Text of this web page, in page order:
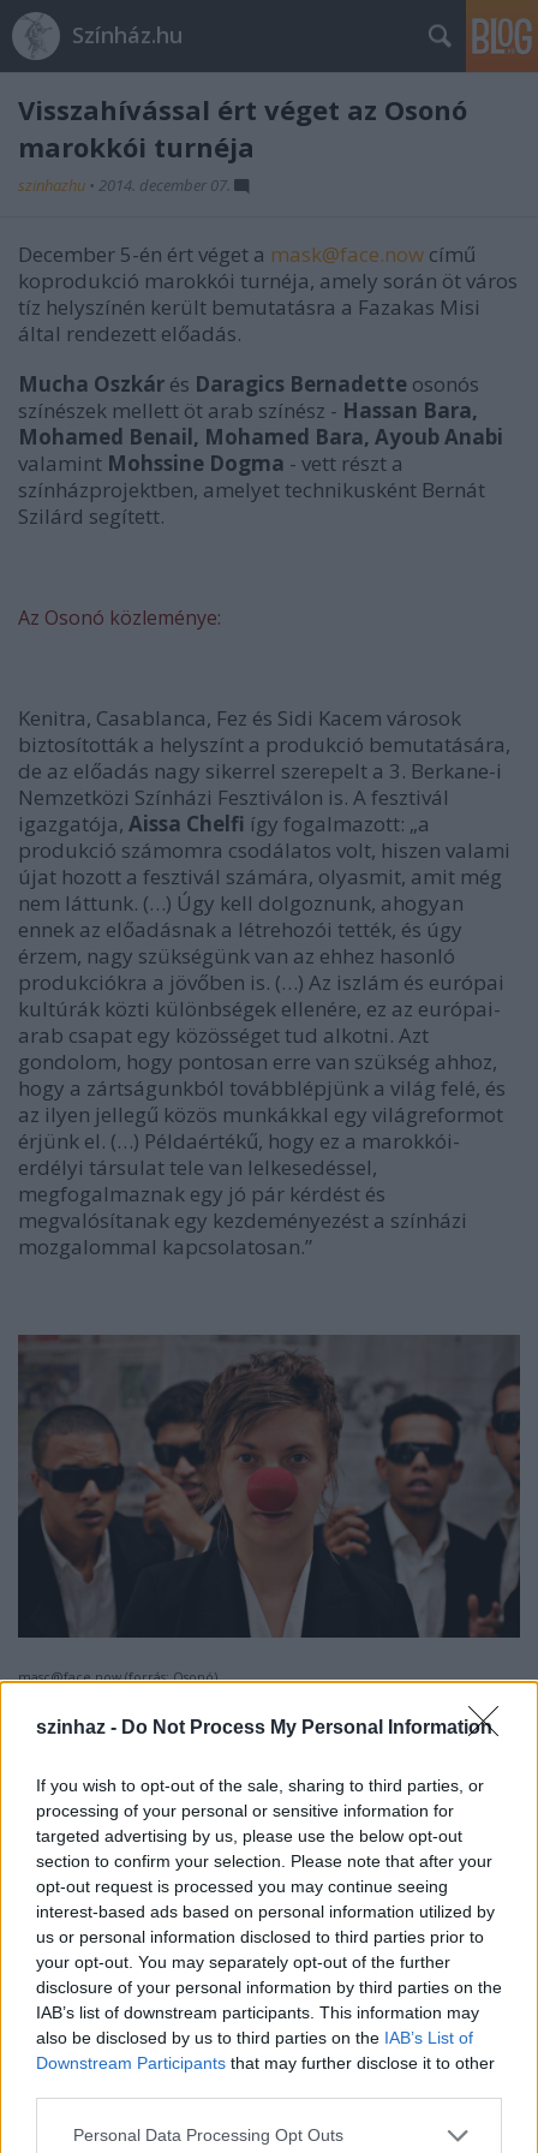
szinhaz - Do Not Process My Personal Information
If you wish to opt-out of the sale, sharing to third parties, or
processing of your personal or sensitive information for
targeted advertising by us, please use the below opt-out
section to confirm your selection. Please note that after your
opt-out request is processed you may continue seeing
interest-based ads based on personal information utilized by
us or personal information disclosed to third parties prior to
your opt-out. You may separately opt-out of the further
disclosure of your personal information by third parties on the
IAB’s list of downstream participants. This information may
also be disclosed by us to third parties on the IAB’s List of
Downstream Participants that may further disclose it to other
Please note that this website/app uses one or more Google
Personal Data Processing Opt Outs
Színház.hu
Visszahívással ért véget az Osonó
marokkói turnéja
szinhazhu • 2014. december 07.
December 5-én ért véget a mask@face.now című
koprodukció marokkói turnéja, amely során öt város
tíz helyszínén került bemutatásra a Fazakas Misi
által rendezett előadás.
Mucha Oszkár és Daragics Bernadette osonós
színészek mellett öt arab színész - Hassan Bara,
Mohamed Benail, Mohamed Bara, Ayoub Anabi
valamint Mohssine Dogma - vett részt a
színházprojektben, amelyet technikusként Bernát
Szilárd segített.
Az Osonó közleménye:
Kenitra, Casablanca, Fez és Sidi Kacem városok
biztosították a helyszínt a produkció bemutatására,
de az előadás nagy sikerrel szerepelt a 3. Berkane-i
Nemzetközi Színházi Fesztiválon is. A fesztivál
igazgatója, Aissa Chelfi így fogalmazott: „a
produkció számomra csodálatos volt, hiszen valami
újat hozott a fesztivál számára, olyasmit, amit még
nem láttunk. (…) Úgy kell dolgoznunk, ahogyan
ennek az előadásnak a létrehozói tették, és úgy
érzem, nagy szükségünk van az ehhez hasonló
produkciókra a jövőben is. (…) Az iszlám és európai
kultúrák közti különbségek ellenére, ez az európai-
arab csapat egy közösséget tud alkotni. Azt
gondolom, hogy pontosan erre van szükség ahhoz,
hogy a zártságunkból továbblépjünk a világ felé, és
az ilyen jellegű közös munkákkal egy világreformot
érjünk el. (…) Példaértékű, hogy ez a marokkói-
erdélyi társulat tele van lelkesedéssel,
megfogalmaznak egy jó pár kérdést és
megvalósítanak egy kezdeményezést a színházi
mozgalommal kapcsolatosan.”
masc@face.now (forrás: Osonó)
A fesztiválon jelenlévő, Marokkó egyik legismertebb
színház- és filmrendezője,Aggaoui Abdelouahab
azt emelte ki, hogy „teljes mértékben követhető az
előadás és annak üzenete, miszerint élhetünk együtt
ezen a Földön háborúk nélkül is. (…) Az Osonó és az
arab színészek a kultúráért dolgoznak, munkájukkal
megvédik a kultúrát, hiszen nem csak beszélnek róla,
hanem cselekszenek, és csakis így lehet
eredményeket elérni. (…) Az Osonónak ez a projektje,
amelyben nem számít, hogy milyen nemzetiségű
emberek vannak, egy fontos előrelépés az emberiség
számára.”